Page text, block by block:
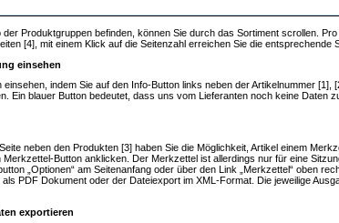
Produktgruppen befinden, können Sie durch das Sortiment scrollen.
[4], mit einem Klick auf die Seitenzahl erreichen Sie die entsprechende
einsehen
indem Sie auf den Info-Button links neben der Artikelnummer [1],
Ein blauer Button bedeutet, dass uns vom Lieferanten noch keine Daten
neben den Produkten [3] haben Sie die Möglichkeit, Artikel einem
Button anklicken. Der Merkzettel ist allerdings nur für eine
„Optionen“ am Seitenanfang oder über den Link „Merkzettel“ oben
PDF Dokument oder der Dateiexport im XML-Format. Die jeweilige
exportieren